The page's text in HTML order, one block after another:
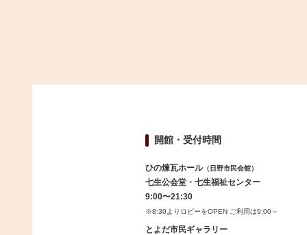
開館・受付時間
ひの煉瓦ホール（日野市民会館）
七生公会堂・七生福祉センター
9:00〜21:30
※8:30よりロビーをOPEN ご利用は9:00～
とよだ市民ギャラリー